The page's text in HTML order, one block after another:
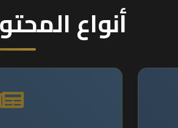
أنواع